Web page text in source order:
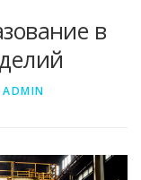
в
ADMIN